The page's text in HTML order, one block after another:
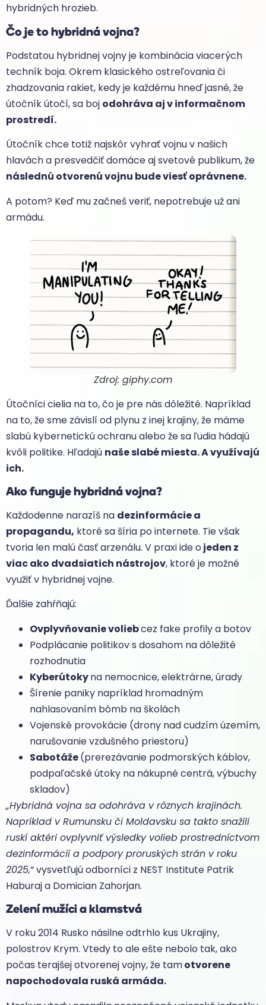
hybridných hrozieb.
Čo je to hybridná vojna?
Podstatou hybridnej vojny je kombinácia viacerých
techník boja. Okrem klasického ostreľovania či
zhadzovania rakiet, kedy je každému hneď jasné, že
útočník útočí, sa boj odohráva aj v informačnom
prostredí.
Útočník chce totiž najskôr vyhrať vojnu v našich
hlavách a presvedčiť domáce aj svetové publikum, že
následnú otvorenú vojnu bude viesť oprávnene.
A potom? Keď mu začneš veriť, nepotrebuje už ani
armádu.
Zdroj: giphy.com
Útočníci cielia na to, čo je pre nás dôležité. Napríklad
na to, že sme závislí od plynu z inej krajiny, že máme
slabú kybernetickú ochranu alebo že sa ľudia hádajú
kvôli politike. Hľadajú naše slabé miesta. A využívajú
ich.
Ako funguje hybridná vojna?
Každodenne narazíš na dezinformácie a
propagandu, ktoré sa šíria po internete. Tie však
tvoria len malú časť arzenálu. V praxi ide ojeden z
viac ako dvadsiatich nástrojov, ktoré je možné
využiť v hybridnej vojne.
Ďalšie zahŕňajú:
Ovplyvňovanie voliebcez fake profily a botov
Podplácanie politikov s dosahom na dôležité
rozhodnutia
Kyberútokyna nemocnice, elektrárne, úrady
Šírenie paniky napríklad hromadným
nahlasovaním bômb na školách
Vojenské provokácie (drony nad cudzím územím,
narušovanie vzdušného priestoru)
Sabotáže(prerezávanie podmorských káblov,
podpaľačské útoky na nákupné centrá, výbuchy
skladov)
„Hybridná vojna sa odohráva v rôznych krajinách.
Napríklad v Rumunsku či Moldavsku sa takto snažili
ruskí aktéri ovplyvniť výsledky volieb prostredníctvom
dezinformácií a podpory proruských strán v roku
2025,“ vysvetľujú odborníci z NEST Institute Patrik
Haburaj a Domician Zahorjan.
Zelení mužíci a klamstvá
V roku 2014 Rusko násilne odtrhlo kus Ukrajiny,
polostrov Krym. Vtedy to ale ešte nebolo tak, ako
počas terajšej otvorenej vojny, že tamotvorene
napochodovala ruská armáda.